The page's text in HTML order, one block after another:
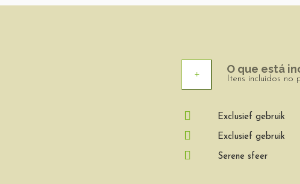
O que está
Itens incluídos no
Exclusief gebruik
Exclusief gebruik
Serene sfeer